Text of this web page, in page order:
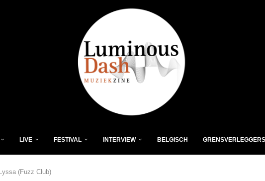
LIVE FESTIVAL INTERVIEW BELGISCH GRENSVERLEGGERS
(Fuzz Club)